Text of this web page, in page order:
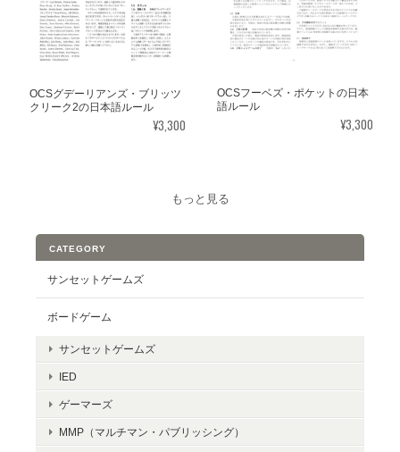
OCSグデーリアンズ・ブリッツ
クリーク2の日本語ルール
¥3,300
OCSフーベズ・ポケットの日本
語ルール
¥3,300
もっと見る
CATEGORY
サンセットゲームズ
ボードゲーム
サンセットゲームズ
IED
ゲーマーズ
MMP（マルチマン・パブリッシング）